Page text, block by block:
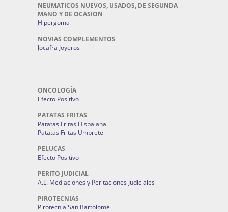
NEUMATICOS NUEVOS, USADOS, DE SEGUNDA
MANO Y DE OCASION
Hipergoma
NOVIAS COMPLEMENTOS
Jocafra Joyeros
ONCOLOGÍA
Efecto Positivo
PATATAS FRITAS
Patatas Fritas Hispalana
Patatas Fritas Umbrete
PELUCAS
Efecto Positivo
PERITO JUDICIAL
A.L. Mediaciones y Peritaciones Judiciales
PIROTECNIAS
Pirotecnia San Bartolomé